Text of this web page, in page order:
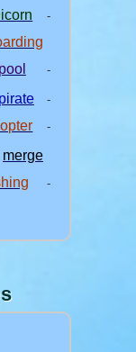
-
pool -
pirate -
-
merge
-